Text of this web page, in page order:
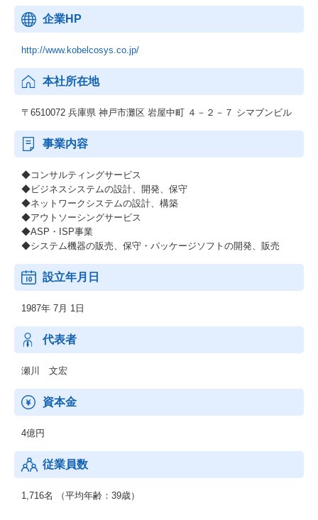
企業HP
http://www.kobelcosys.co.jp/
本社所在地
〒6510072 兵庫県 神戸市灘区 岩屋中町 ４－２－７ シマブンビル
事業内容
◆コンサルティングサービス
◆ビジネスシステムの設計、開発、保守
◆ネットワークシステムの設計、構築
◆アウトソーシングサービス
◆ASP・ISP事業
◆システム機器の販売、保守・パッケージソフトの開発、販売
設立年月日
1987年 7月 1日
代表者
瀬川 文宏
資本金
4億円
従業員数
1,716名 （平均年齢：39歳）